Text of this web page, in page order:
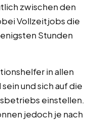
zwischen den
Vollzeitjobs die
Stunden
in allen
und sich auf die
einstellen.
jedoch je nach